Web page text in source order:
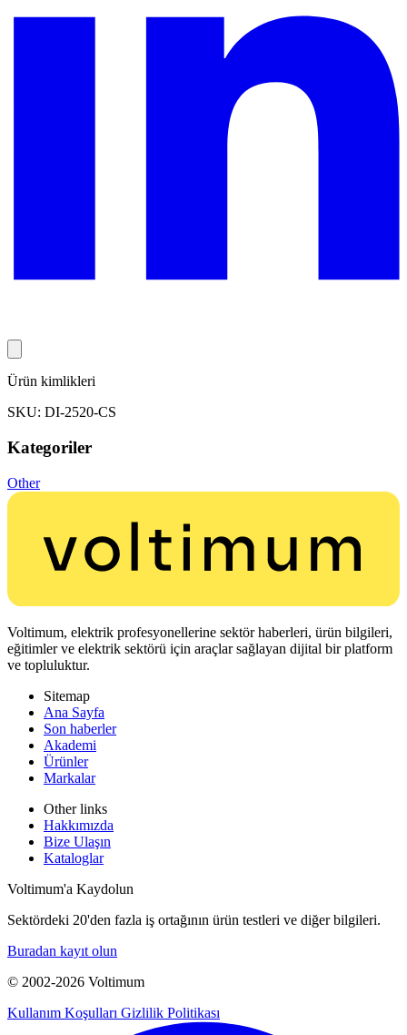
Ürün kimlikleri
SKU: DI-2520-CS
Kategoriler
Other
Voltimum, elektrik profesyonellerine sektör haberleri, ürün bilgileri,
eğitimler ve elektrik sektörü için araçlar sağlayan dijital bir platform
ve topluluktur.
Sitemap
Ana Sayfa
Son haberler
Akademi
Ürünler
Markalar
Other links
Hakkımızda
Bize Ulaşın
Kataloglar
Voltimum'a Kaydolun
Sektördeki 20'den fazla iş ortağının ürün testleri ve diğer bilgileri.
Buradan kayıt olun
© 2002-2026 Voltimum
Kullanım Koşulları Gizlilik Politikası